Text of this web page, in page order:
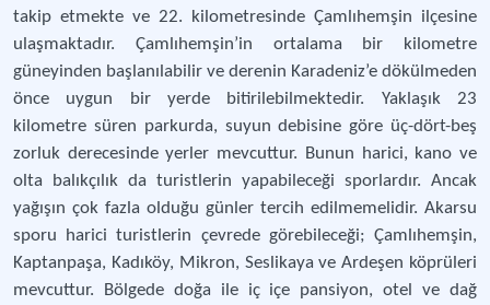
takip etmekte ve 22. kilometresinde Çamlıhemşin ilçesine
ulaşmaktadır. Çamlıhemşin’in ortalama bir kilometre
güneyinden başlanılabilir ve derenin Karadeniz’e dökülmeden
önce uygun bir yerde bitirilebilmektedir. Yaklaşık 23
kilometre süren parkurda, suyun debisine göre üç-dört-beş
zorluk derecesinde yerler mevcuttur. Bunun harici, kano ve
olta balıkçılık da turistlerin yapabileceği sporlardır. Ancak
yağışın çok fazla olduğu günler tercih edilmemelidir. Akarsu
sporu harici turistlerin çevrede görebileceği; Çamlıhemşin,
Kaptanpaşa, Kadıköy, Mikron, Seslikaya ve Ardeşen köprüleri
mevcuttur. Bölgede doğa ile iç içe pansiyon, otel ve dağ